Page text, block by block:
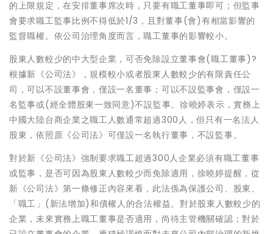
的上限規定，在安排董事席次時，只要有職工董事即可；但監事
會要求職工監事比例不得低於1/3，且對董事(會)有相當影響的
監督職權。依公司治理角度而言，職工董事的影響較小。
股東人數較少的中大型企業，可否免除設立董事會(職工董事)?
根據新《公司法》，規模較小或者股東人數較少的有限責任公
司，可以不設董事會，僅設一名董事；可以不設監事會，僅設一
名監事或(經全體股東一致同意)不設監事。徐曉婷表示，實務上
中國大陸台商企業之職工人數通常超過300人，但只有一名法人
股東，依照原《公司法》可僅設一名執行董事，不設監事。
對於新《公司法》強制要求職工超過300人企業必須有職工董事
或監事，是否可因為股東人數較少而免除適用，徐曉婷提醒，從
新《公司法》第一條修正內容來看，此法係為保護公司、股東、
「職工」(新法增加)和債權人的合法權益。對於股東人數較少的
企業，未來實務上職工董事是否適用，尚待主管機關確認；對於